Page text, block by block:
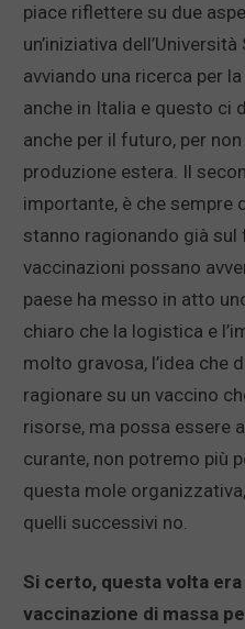
piace riflettere su due
un’iniziativa
avviando una ricerca per
anche in Italia e questo ci
anche per il futuro, per
produzione estera. Il
importante, è che sempre
stanno ragionando già
vaccinazioni possano
paese ha messo in atto
chiaro che la logistica e
molto gravosa, l’idea che
ragionare su un vaccino
risorse, ma possa essere
curante, non potremo più
questa mole
quelli successivi no.
Si certo, questa volta
vaccinazione di massa